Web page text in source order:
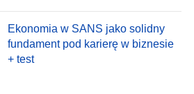
Ekonomia w SANS jako solidny
fundament pod karierę w biznesie
+ test